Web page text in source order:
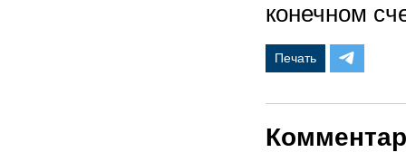
конечном
Печать